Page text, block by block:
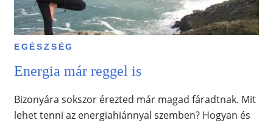
EGÉSZSÉG
Energia már reggel is
Bizonyára sokszor érezted már magad fáradtnak. Mit
lehet tenni az energiahiánnyal szemben? Hogyan és